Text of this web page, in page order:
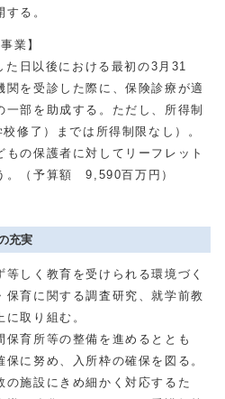
る。
業】
日以後における最初の3月31
関を受診した際に、保険診療が適
部を助成する。ただし、所得制
修了）までは所得制限なし）。
の保護者に対してリーフレット
。（予算額 9,590百万円）
充実
しく教育を受けられる環境づく
保育に関する調査研究、就学前教
取り組む。
育所等の整備を進めるととも
に努め、入所枠の確保を図る。
施設にきめ細かく対応するた